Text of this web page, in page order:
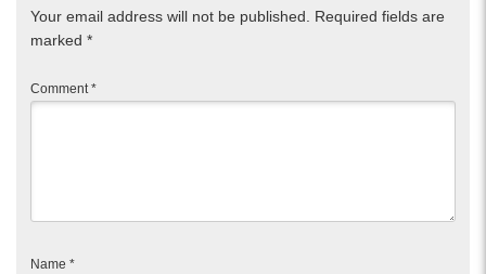
Your email address will not be published. Required fields are
marked *
Comment *
Name *